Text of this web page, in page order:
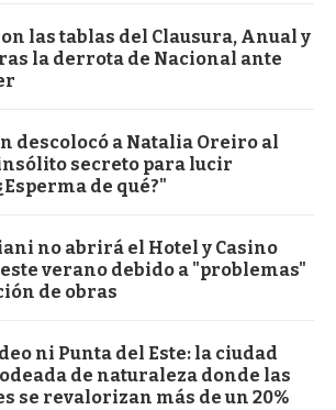
las tablas del Clausura, Anual y
la derrota de Nacional ante
descolocó a Natalia Oreiro al
secreto para lucir
de qué?"
no abrirá el Hotel y Casino
verano debido a "problemas"
de obras
ni Punta del Este: la ciudad
de naturaleza donde las
se revalorizan más de un 20%